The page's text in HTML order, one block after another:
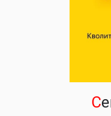
С